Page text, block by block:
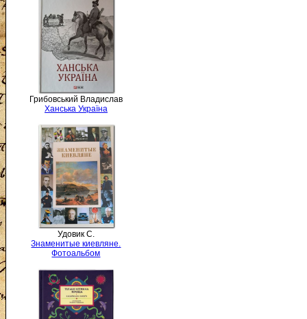
Грибовський Владислав
Ханська Україна
Удовик С.
Знаменитые киевляне.
Фотоальбом